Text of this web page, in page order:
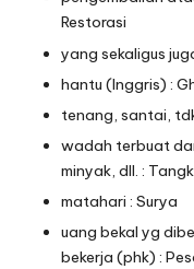
Restorasi
yang sekaligus
hantu (Inggris) :
tenang, santai,
wadah terbuat
minyak, dll. :
matahari : Surya
uang bekal yg
bekerja (phk) :